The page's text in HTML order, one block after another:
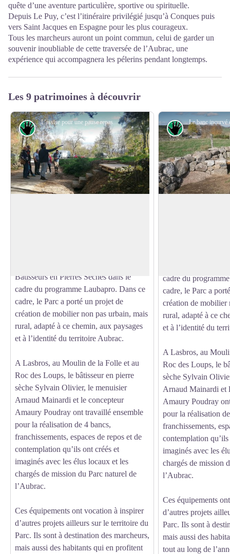
quête d’une aventure particulière, sportive ou spirituelle.
Depuis Le Puy, c’est l’itinéraire privilégié jusqu’à Conques puis
vers Saint Jacques en Espagne pour les plus courageux.
Tous les marcheurs auront un point commun, celui de garder un
souvenir inoubliable de cette traversée de l’Aubrac, une
expérience qui accompagnera les pélerins pendant longtemps.
Les 9 patrimoines à découvrir
L'assise pour une pause repas ou repos - ® PNR de l'Aubrac
Savoir-faire
Bâtisseurs en Pierres Sèches dans le
cadre du programme Laubapro. Dans ce
cadre, le Parc a porté un projet de
création de mobilier non pas urbain, mais
rural, adapté à ce chemin, aux paysages
et à l’identité du territoire Aubrac.
A Lasbros, au Moulin de la Folle et au
Roc des Loups, le bâtisseur en pierre
sèche Sylvain Olivier, le menuisier
Arnaud Mainardi et le concepteur
Amaury Poudray ont travaillé ensemble
pour la réalisation de 4 bancs,
franchissements, espaces de repos et de
contemplation qu’ils ont créés et
imaginés avec les élus locaux et les
chargés de mission du Parc naturel de
l’Aubrac.
Ces équipements ont vocation à inspirer
d’autres projets ailleurs sur le territoire du
Parc. Ils sont à destination des marcheurs,
mais aussi des habitants qui en profitent
Savoir-faire
cadre du
cadre, le Parc a
création de mobilier
rural, adapté à ce
et à l’identité du
A Lasbros, au
Roc des Loups, le
sèche Sylvain
Arnaud Mainardi et
Amaury Poudray
pour la réalisation
franchissements,
contemplation qu’ils
imaginés avec les
chargés de mission
l’Aubrac.
Ces équipements
d’autres projets
Parc. Ils sont à
mais aussi des
tout au long de